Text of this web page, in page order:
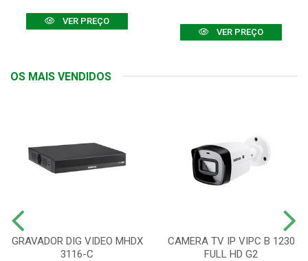
VER PREÇO
VER PREÇO
OS MAIS VENDIDOS
GRAVADOR DIG VIDEO MHDX
3116-C
CAMERA TV IP VIPC B 1230
FULL HD G2